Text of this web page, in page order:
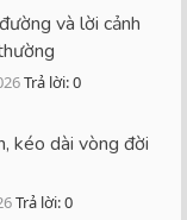
và lời cảnh
Trả lời: 0
kéo dài vòng đời
Trả lời: 0